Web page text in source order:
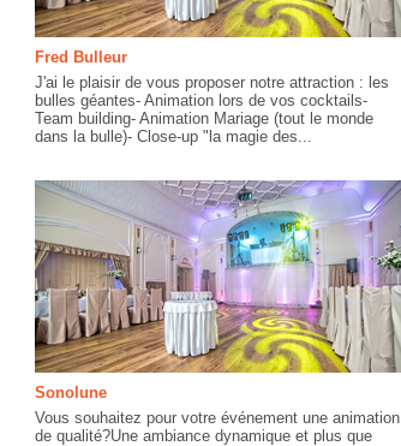
Fred Bulleur
J'ai le plaisir de vous proposer notre attraction : les
bulles géantes- Animation lors de vos cocktails-
Team building- Animation Mariage (tout le monde
dans la bulle)- Close-up "la magie des...
Sonolune
Vous souhaitez pour votre événement une animation
de qualité?Une ambiance dynamique et plus que